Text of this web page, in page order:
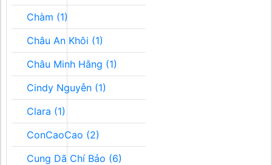
Chàm (1)
Châu An Khôi (1)
Châu Minh Hằng (1)
Cindy Nguyễn (1)
Clara (1)
ConCaoCao (2)
Cung Dã Chí Bảo (6)